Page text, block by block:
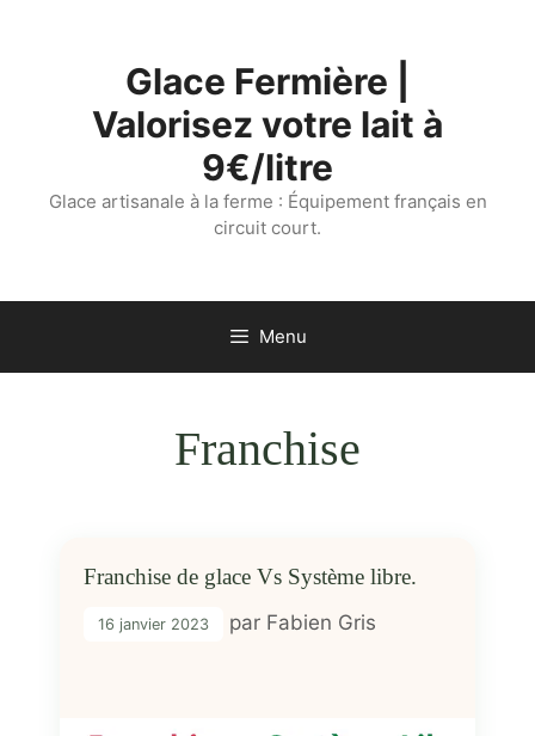
Glace Fermière |
Valorisez votre lait à
9€/litre
Glace artisanale à la ferme : Équipement français en
circuit court.
Menu
Franchise
Franchise de glace Vs Système libre.
16 janvier 2023 par Fabien Gris